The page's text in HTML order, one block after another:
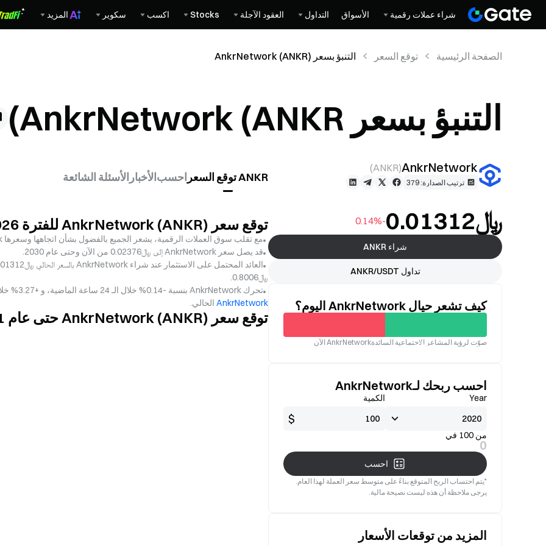
شراء عملات رقمية الأسواق التداول العقود الآجلة Stocks اكسب سكوير المزيد
الصفحة الرئيسية توقع السعر التنبؤ بسعر AnkrNetwork (ANKR)
التنبؤ بسعر AnkrNetwork (ANKR)
AnkrNetwork
(
ANKR
)
ترتيب الصدارة: 379 ANKR توقع السعر احسبالأخبار الأسئلة الشائعة
﷼‎0.01312 -0.14%
شراء ANKR
تداول ANKR/USDT
كيف تشعر حيال AnkrNetwork اليوم؟
جيدة
غير
صوّت لرؤية المشاعر الاجتماعية السائدةAnkrNetwork الآن
احسب ربحك لـAnkrNetwork
Year الكمية
$
من 100 في
0
احسب
*يتم احتساب الربح المتوقع بناءً على متوسط سعر العملة لهذا العام.
يرجى ملاحظة أن هذه ليست نصيحة مالية.
المزيد من توقعات الأسعار
توقع سعر AnkrNetwork (ANKR) للفترة 2026–2031
مع تقلب سوق العملات الرقمية، يشعر الجميع بالفضول بشأن اتجاهها وسعرها AnkrNetwork، سواء على المدى القصير أو الطويل.
قد يصل سعر AnkrNetwork إلى ﷼‎0.02376 من الآن وحتى عام 2030.
﷼‎0.8006.
تحرك AnkrNetwork بنسبة -0.14% خلال الـ 24 ساعة الماضية، و +3.27% خلال الأيام السبعة الماضية. لمزيد من المعلومات، راجع
AnkrNetwork الحالي.
توقع سعر AnkrNetwork (ANKR) حتى عام 2031